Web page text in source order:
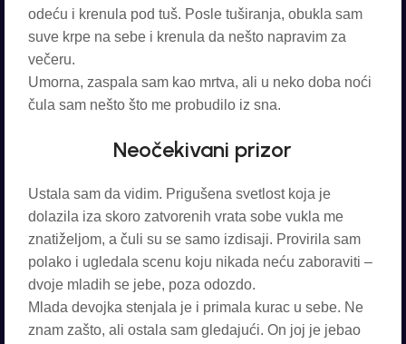
odeću i krenula pod tuš. Posle tuširanja, obukla sam
suve krpe na sebe i krenula da nešto napravim za
večeru.
Umorna, zaspala sam kao mrtva, ali u neko doba noći
čula sam nešto što me probudilo iz sna.
Neočekivani prizor
Ustala sam da vidim. Prigušena svetlost koja je
dolazila iza skoro zatvorenih vrata sobe vukla me
znatiželjom, a čuli su se samo izdisaji. Provirila sam
polako i ugledala scenu koju nikada neću zaboraviti –
dvoje mladih se jebe, poza odozdo.
Mlada devojka stenjala je i primala kurac u sebe. Ne
znam zašto, ali ostala sam gledajući. On joj je jebao